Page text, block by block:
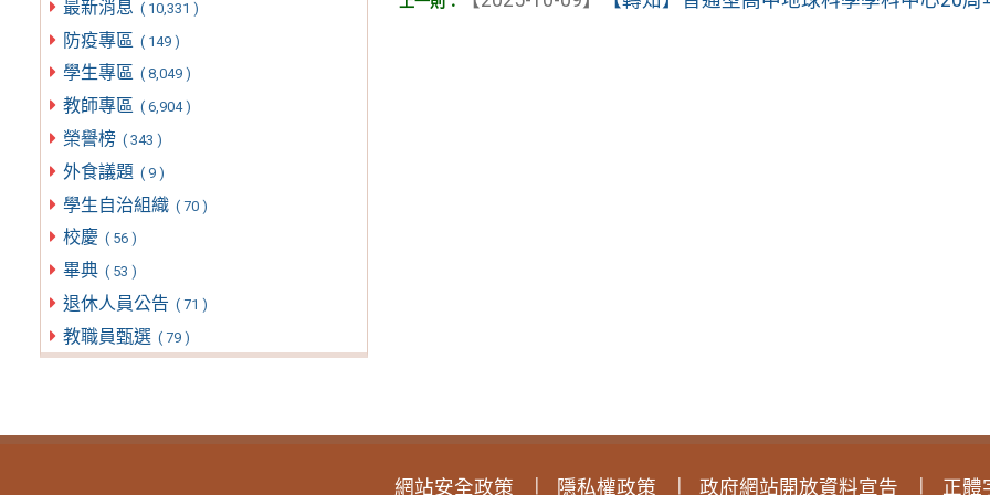
最新消息 ( 10,331 )
防疫專區 ( 149 )
學生專區 ( 8,049 )
教師專區 ( 6,904 )
榮譽榜 ( 343 )
外食議題 ( 9 )
學生自治組織 ( 70 )
校慶 ( 56 )
畢典 ( 53 )
退休人員公告 ( 71 )
教職員甄選 ( 79 )
網站安全政策 隱私權政策 政府網站開放資料宣告 正體